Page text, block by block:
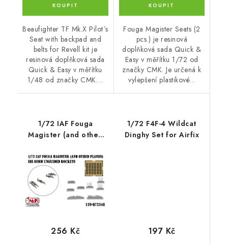
Beaufighter TF Mk.X Pilot´s
Seat with backpad and
belts for Revell kit je
resinová doplňková sada
Quick & Easy v měřítku
1/48 od značky CMK....
Fouga Magister Seats (2
pcs.) je resinová
doplňková sada Quick &
Easy v měřítku 1/72 od
značky CMK. Je určená k
vylepšení plastikové...
1/72 IAF Fouga
Magister (and othed
unguided rockets
256 Kč
1/72 F4F-4 Wildcat
Dinghy Set for Airfix
197 Kč